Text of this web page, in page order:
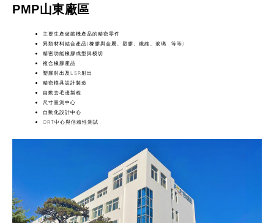
PMP山東廠區
主要生產遊戲機產品的精密零件
異類材料結合產品(橡膠與金屬、塑膠、纖維、玻璃…等等)
精密功能橡膠成型與模切
複合橡膠產品
塑膠射出及LSR射出
精密模具設計製造
自動去毛邊製程
尺寸量測中心
自動化設計中心
ORT中心與信賴性測試